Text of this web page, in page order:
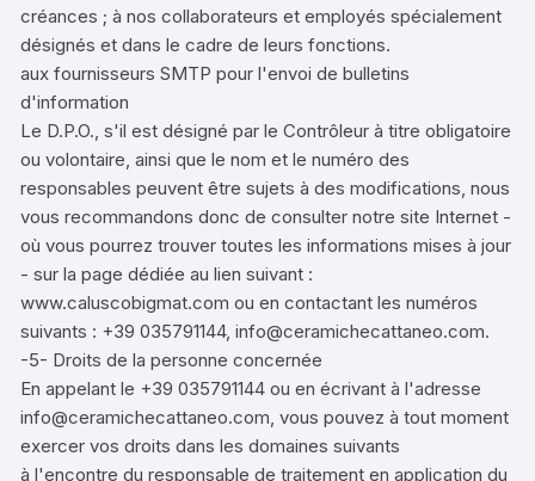
créances ; à nos collaborateurs et employés spécialement
désignés et dans le cadre de leurs fonctions.
aux fournisseurs SMTP pour l'envoi de bulletins
d'information
Le D.P.O., s'il est désigné par le Contrôleur à titre obligatoire
ou volontaire, ainsi que le nom et le numéro des
responsables peuvent être sujets à des modifications, nous
vous recommandons donc de consulter notre site Internet -
où vous pourrez trouver toutes les informations mises à jour
- sur la page dédiée au lien suivant :
www.caluscobigmat.com ou en contactant les numéros
suivants : +39 035791144, info@ceramichecattaneo.com.
-5- Droits de la personne concernée
En appelant le +39 035791144 ou en écrivant à l'adresse
info@ceramichecattaneo.com, vous pouvez à tout moment
exercer vos droits dans les domaines suivants
à l'encontre du responsable de traitement en application du